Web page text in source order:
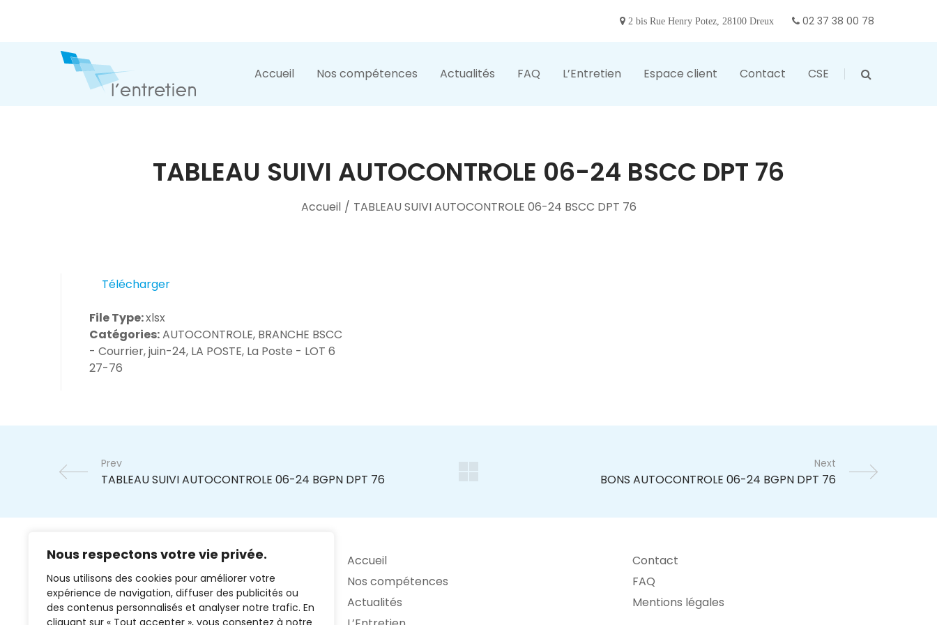
Nous respectons votre vie privée.
Nous utilisons des cookies pour améliorer votre
expérience de navigation, diffuser des publicités ou
des contenus personnalisés et analyser notre trafic. En
cliquant sur « Tout accepter », vous consentez à notre
2 bis Rue Henry Potez, 28100 Dreux 02 37 38 00 78
Accueil Nos compétences Actualités FAQ L’Entretien Espace client Contact CSE
TABLEAU SUIVI AUTOCONTROLE 06-24 BSCC DPT 76
Accueil / TABLEAU SUIVI AUTOCONTROLE 06-24 BSCC DPT 76
Télécharger
File Type:xlsx
Catégories:AUTOCONTROLE, BRANCHE BSCC
- Courrier, juin-24, LA POSTE, La Poste - LOT 6
27-76
Prev Next
Accueil
Nos compétences
Actualités
Contact
FAQ
Mentions légales